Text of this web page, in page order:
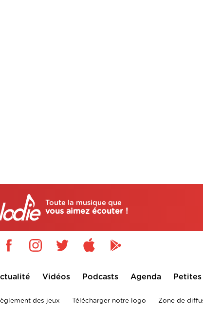
Toute la musique que
vous aimez écouter !
Vidéos Podcasts Agenda
des jeux Télécharger notre logo Zone de